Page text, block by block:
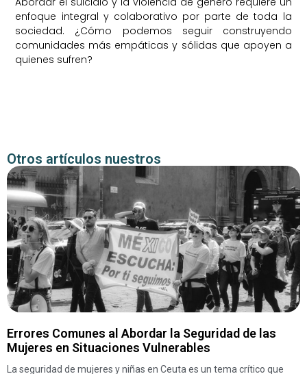
enfoque integral y colaborativo por parte de toda la
sociedad. ¿Cómo podemos seguir construyendo
comunidades más empáticas y sólidas que apoyen a
quienes sufren?
Otros artículos nuestros
Errores Comunes al Abordar la Seguridad de las
Mujeres en Situaciones Vulnerables
La seguridad de mujeres y niñas en Ceuta es un tema crítico que